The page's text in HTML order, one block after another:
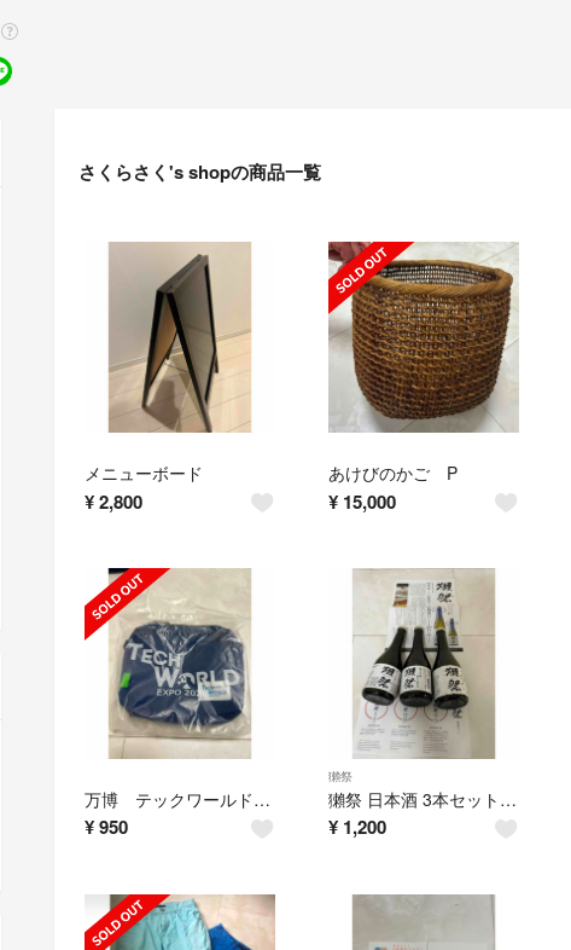
さくらさく's shopの商品一覧
メニューボード
¥2,800
あけびのかご P
¥ 15,000
万博 テックワールド 非売品
¥950
獺祭
獺祭 日本酒 3本セット DASSAI 45 39 23 300ml 空びん
¥ 1,200